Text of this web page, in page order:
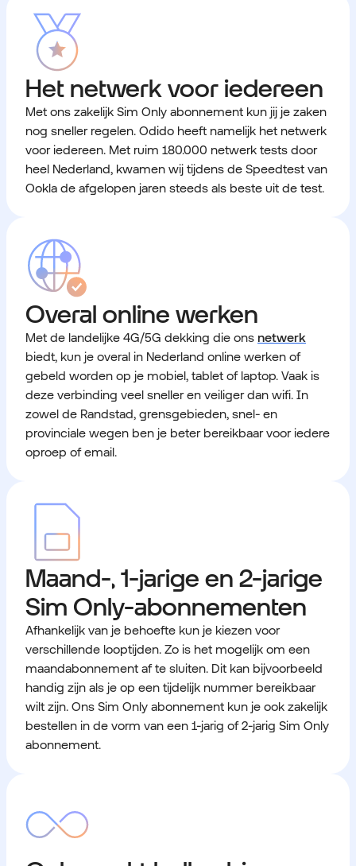
Het netwerk voor iedereen
Met ons zakelijk Sim Only abonnement kun jij je zaken
nog sneller regelen. Odido heeft namelijk het netwerk
voor iedereen. Met ruim 180.000 netwerk tests door
heel Nederland, kwamen wij tijdens de Speedtest van
Ookla de afgelopen jaren steeds als beste uit de test.
Overal online werken
Met de landelijke 4G/5G dekking die ons netwerk
biedt, kun je overal in Nederland online werken of
gebeld worden op je mobiel, tablet of laptop. Vaak is
deze verbinding veel sneller en veiliger dan wifi. In
zowel de Randstad, grensgebieden, snel- en
provinciale wegen ben je beter bereikbaar voor iedere
oproep of email.
Maand-, 1-jarige en 2-jarige
Sim Only-abonnementen
Afhankelijk van je behoefte kun je kiezen voor
verschillende looptijden. Zo is het mogelijk om een
maandabonnement af te sluiten. Dit kan bijvoorbeeld
handig zijn als je op een tijdelijk nummer bereikbaar
wilt zijn. Ons Sim Only abonnement kun je ook zakelijk
bestellen in de vorm van een 1-jarig of 2-jarig Sim Only
abonnement.